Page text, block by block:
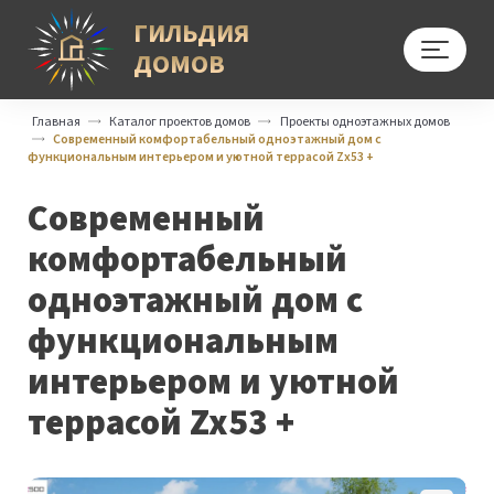
ГИЛЬДИЯ
ДОМОВ
Меню
Главная Каталог проектов домов
Проекты одноэтажных домов
Современный комфортабельный одноэтажный дом с
функциональным интерьером и уютной террасой Zx53 +
Современный
комфортабельный
одноэтажный дом с
функциональным
интерьером и уютной
террасой Zx53 +